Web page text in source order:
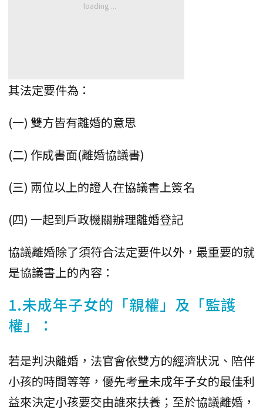
其法定要件為：
(一) 雙方皆有離婚的意思
(二) 作成書面(離婚協議書)
(三) 兩位以上的證人在協議書上簽名
(四) 一起到戶政機關辦理離婚登記
協議離婚除了須符合法定要件以外，最重要的就
是協議書上的內容：
1.未成年子女的「親權」及「監護
權」：
若是判決離婚，法官會依雙方的經濟狀況、陪伴
小孩的時間等等，優先考量未成年子女的最佳利
益來決定小孩要交由誰來扶養；至於協議離婚，